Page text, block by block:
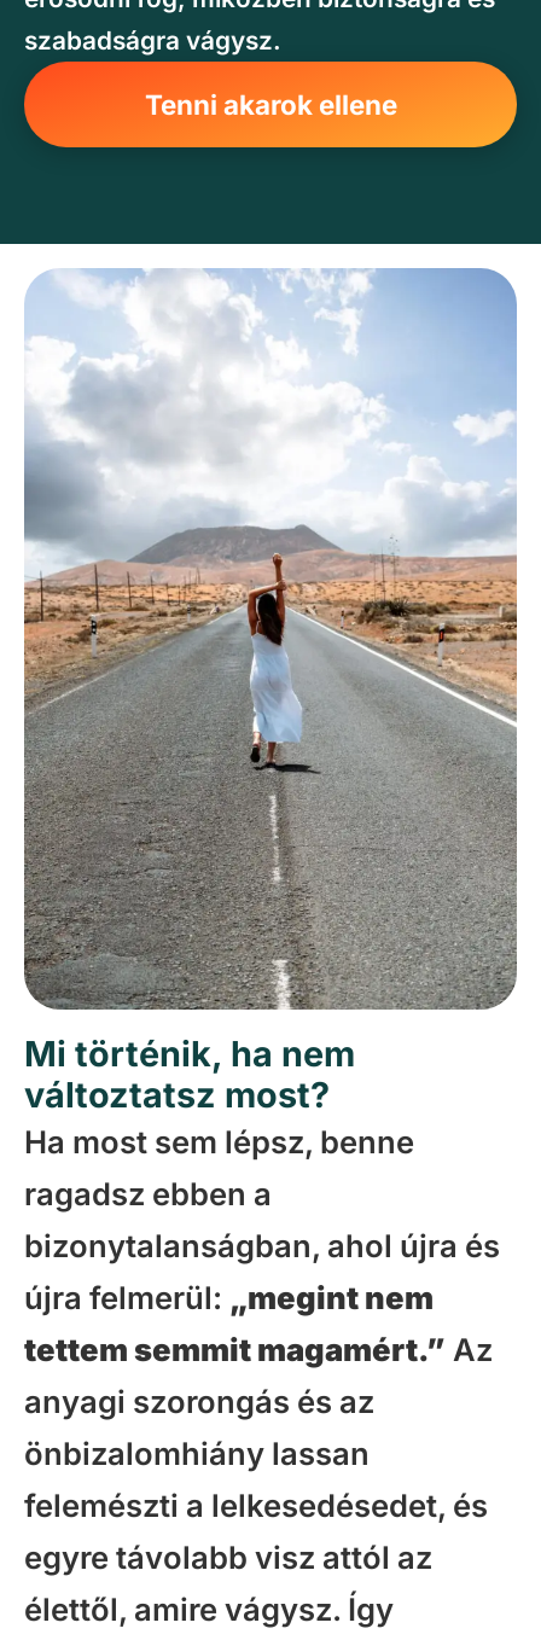
szabadságra vágysz.
Tenni akarok ellene
Mi történik, ha nem
változtatsz most?
Ha most sem lépsz, benne
ragadsz ebben a
bizonytalanságban, ahol újra és
újra felmerül: „megint nem
tettem semmit magamért.” Az
anyagi szorongás és az
önbizalomhiány lassan
felemészti a lelkesedésedet, és
egyre távolabb visz attól az
élettől, amire vágysz. Így